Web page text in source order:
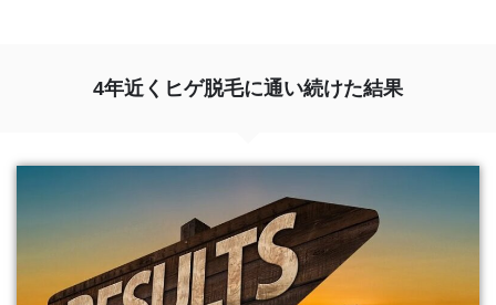
4年近くヒゲ脱毛に通い続けた結果